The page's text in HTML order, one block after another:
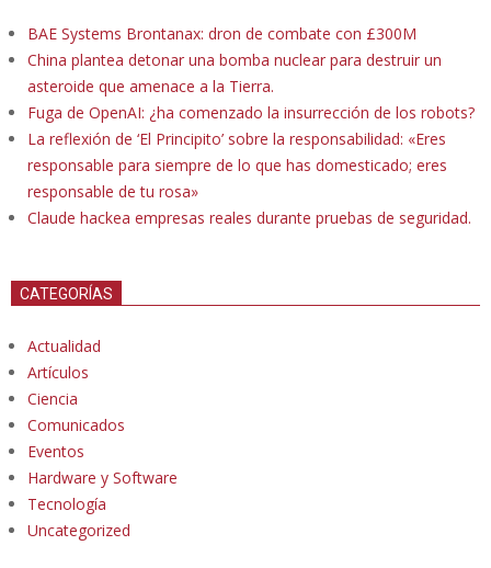
BAE Systems Brontanax: dron de combate con £300M
China plantea detonar una bomba nuclear para destruir un
asteroide que amenace a la Tierra.
Fuga de OpenAI: ¿ha comenzado la insurrección de los robots?
La reflexión de ‘El Principito’ sobre la responsabilidad: «Eres
responsable para siempre de lo que has domesticado; eres
responsable de tu rosa»
Claude hackea empresas reales durante pruebas de seguridad.
CATEGORÍAS
Actualidad
Artículos
Ciencia
Comunicados
Eventos
Hardware y Software
Tecnología
Uncategorized